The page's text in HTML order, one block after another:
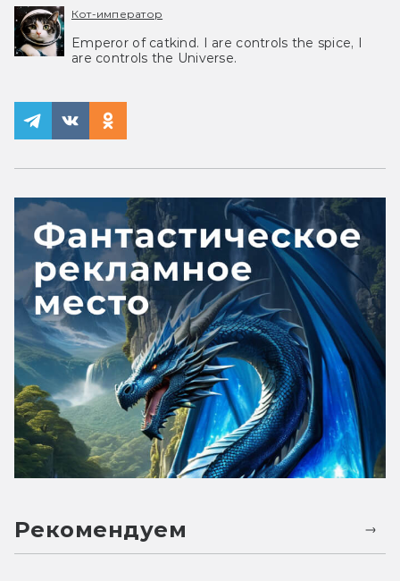
Кот-император
Emperor of catkind. I are controls the spice, I
are controls the Universe.
Рекомендуем